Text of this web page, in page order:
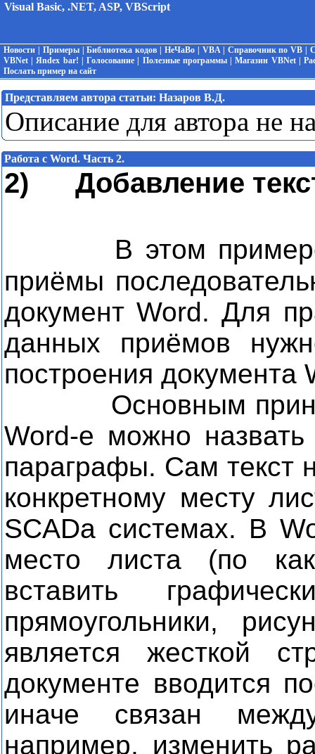
Visual Basic, .NET, ASP, VBScript
Новости Примеры|Библиотека кодов |НеЧаВо VBA| Справочник по VB |
VBNet |Яndex bar! |Голосование Полезные программы|Магазин VBNet|
Послать пример на сайт
Представляем автора статьи: Назаров В.Д.
Описание для автора не
Работа с Word. Часть 2.
2) Добавление
В этом
приёмы
документ Word. Для
данных приёмов
построения документа
Основным
Word-е можно
параграфы. Сам текст
конкретному месту
SCADa системах. В
место листа (по
вставить
прямоугольники,
является жесткой
документе вводится
иначе связан
например, изменить